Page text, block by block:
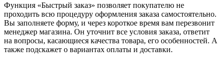
Функция «Быстрый заказ» позволяет покупателю не
проходить всю процедуру оформления заказа самостоятельно.
Вы заполняете форму, и через короткое время вам перезвонит
менеджер магазина. Он уточнит все условия заказа, ответит
на вопросы, касающиеся качества товара, его особенностей. А
также подскажет о вариантах оплаты и доставки.